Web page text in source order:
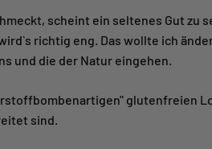
scheint ein seltenes Gut zu
richtig eng. Das wollte ich
und die der Natur eingehen.
glutenfreien
sind.